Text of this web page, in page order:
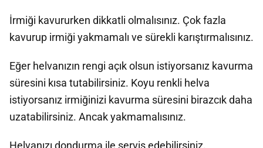
İrmiği kavururken dikkatli olmalısınız. Çok fazla
kavurup irmiği yakmamalı ve sürekli karıştırmalısınız.
Eğer helvanızın rengi açık olsun istiyorsanız kavurma
süresini kısa tutabilirsiniz. Koyu renkli helva
istiyorsanız irmiğinizi kavurma süresini birazcık daha
uzatabilirsiniz. Ancak yakmamalısınız.
Helvanızı dondurma ile servis edebilirsiniz.